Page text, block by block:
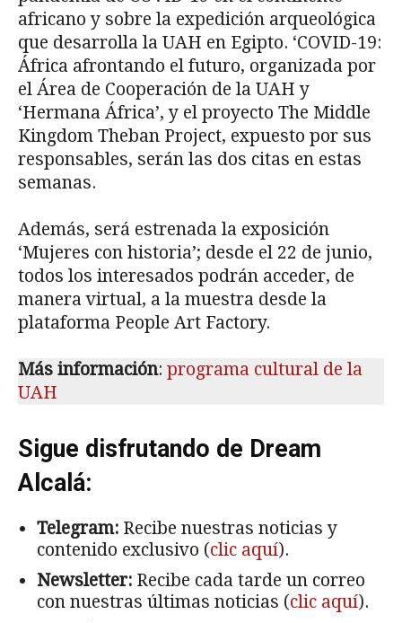
africano y sobre la expedición arqueológica
que desarrolla la UAH en Egipto. ‘COVID-19:
África afrontando el futuro, organizada por
el Área de Cooperación de la UAH y
‘Hermana África’, y el proyecto The Middle
Kingdom Theban Project, expuesto por sus
responsables, serán las dos citas en estas
semanas.
Además, será estrenada la exposición
‘Mujeres con historia’; desde el 22 de junio,
todos los interesados podrán acceder, de
manera virtual, a la muestra desde la
plataforma People Art Factory.
Más información: programa cultural de la
UAH
Sigue disfrutando de Dream
Alcalá:
Telegram: Recibe nuestras noticias y
contenido exclusivo (clic aquí).
Newsletter: Recibe cada tarde un correo
con nuestras últimas noticias (clic aquí).